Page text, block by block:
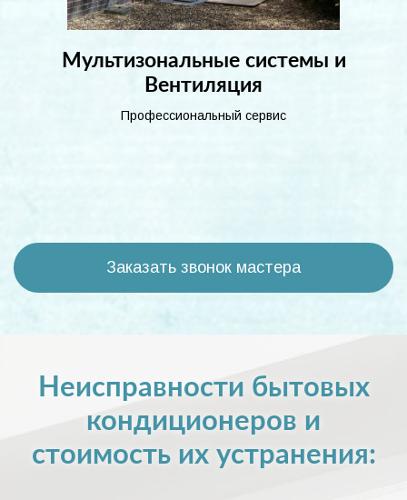
Мультизональные системы и
Вентиляция
Профессиональный сервис
Заказать звонок мастера
Неисправности бытовых
кондиционеров и
стоимость их устранения: